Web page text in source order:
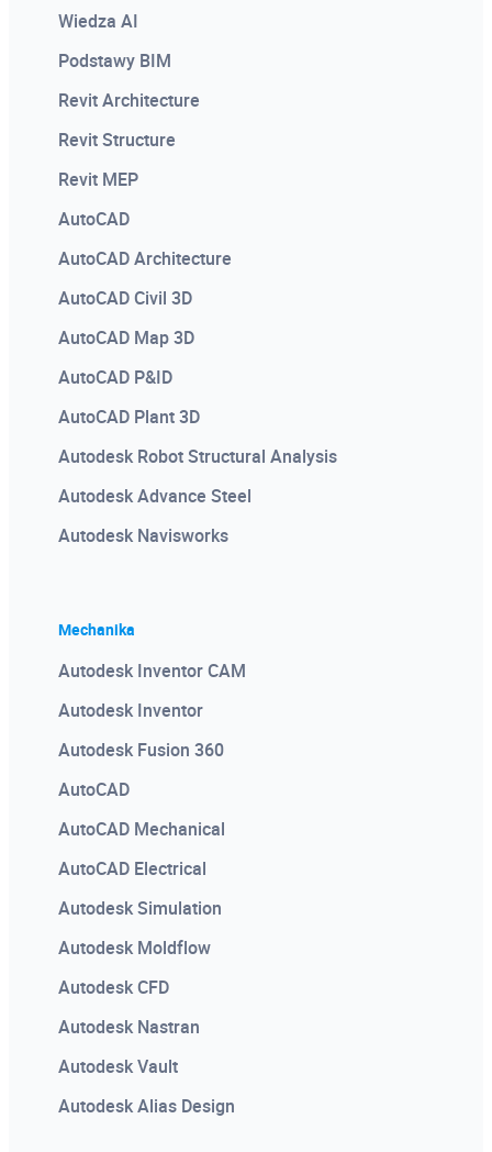
Egzaminy certyfikacyjne
3ds Max
AutoCAD
Autodesk Revit Architecture
Autodesk Inventor
Wiedza AI
Podstawy BIM
Revit Architecture
Revit Structure
Revit MEP
AutoCAD
AutoCAD Architecture
AutoCAD Civil 3D
AutoCAD Map 3D
AutoCAD P&ID
AutoCAD Plant 3D
Autodesk Robot Structural Analysis
Autodesk Advance Steel
Autodesk Navisworks
Mechanika
Autodesk Inventor CAM
Autodesk Inventor
Autodesk Fusion 360
AutoCAD
AutoCAD Mechanical
AutoCAD Electrical
Autodesk Simulation
Autodesk Moldflow
Autodesk CFD
Autodesk Nastran
Autodesk Vault
Autodesk Alias Design
Revit Architecture Stopień II
Revit MEP - Instalacje elektryczne
Revit MEP - Instalacje sanitarne
Revit Structure Stopień I
Revit Structure Stopień II
Rozszerzone projektowanie Fusion
Symulacja dynamiczna w Autodesk Inventor
Twinmotion
Wizualizacja architektoniczna w Twinmotion na
modelu Revit